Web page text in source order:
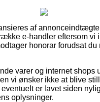
af
e-handler eftersom vi
honorar forudsat du
varer og internet shops
vi ønsker ikke at blive
er lavet siden
oplysninger.